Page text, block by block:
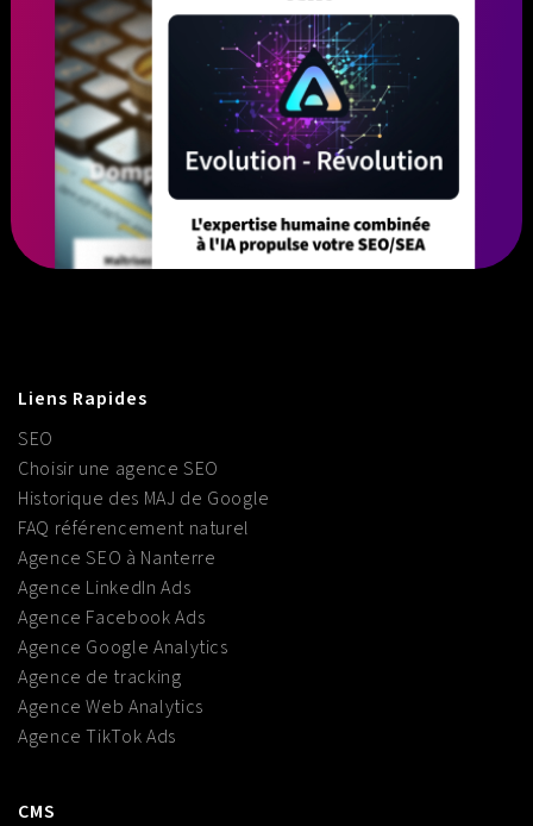
Liens Rapides
SEO
Choisir une agence SEO
Historique des MAJ de Google
FAQ référencement naturel
Agence SEO à Nanterre
Agence LinkedIn Ads
Agence Facebook Ads
Agence Google Analytics
Agence de tracking
Agence Web Analytics
Agence TikTok Ads
CMS